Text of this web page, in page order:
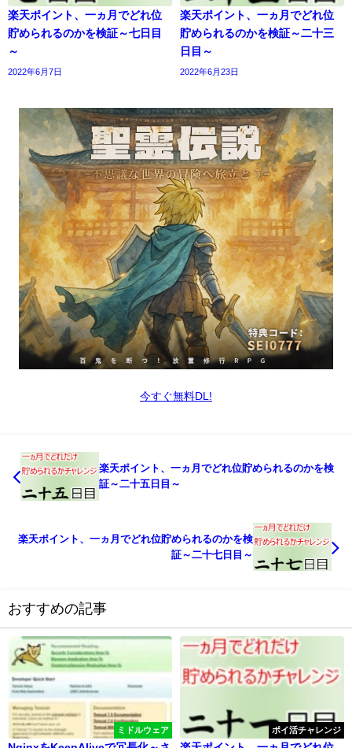
楽天ポイント、一ヵ月でどれ位
貯められるのかを検証～七日目
～
2022年6月7日
楽天ポイント、一ヵ月でどれ位
貯められるのかを検証～二十三
日目～
2022年6月23日
今すぐ無料DL!
楽天ポイント、一ヵ月でどれ位貯められるのかを検
証～二十五日目～
楽天ポイント、一ヵ月でどれ位貯められるのかを検
証～二十七日目～
おすすめの記事
ミドルウェア ポイ活チャレンジ